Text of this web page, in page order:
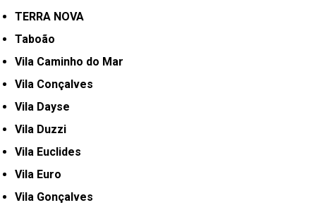
TERRA NOVA
Taboão
Vila Caminho do Mar
Vila Conçalves
Vila Dayse
Vila Duzzi
Vila Euclides
Vila Euro
Vila Gonçalves